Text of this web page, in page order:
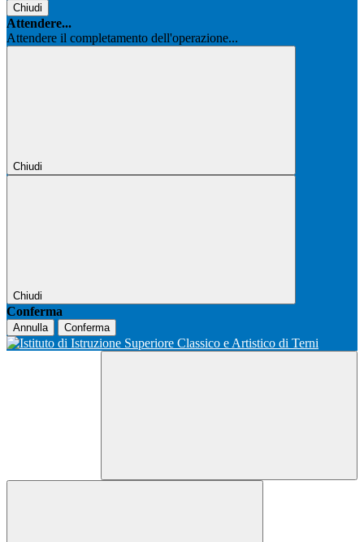
Chiudi
Attendere...
Attendere il completamento dell'operazione...
Chiudi
Chiudi
Conferma
Annulla Conferma